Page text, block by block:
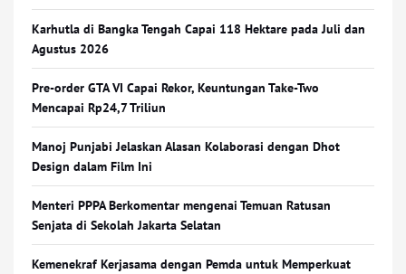
Karhutla di Bangka Tengah Capai 118 Hektare pada Juli dan
Agustus 2026
Pre-order GTA VI Capai Rekor, Keuntungan Take-Two
Mencapai Rp24,7 Triliun
Manoj Punjabi Jelaskan Alasan Kolaborasi dengan Dhot
Design dalam Film Ini
Menteri PPPA Berkomentar mengenai Temuan Ratusan
Senjata di Sekolah Jakarta Selatan
Kemenekraf Kerjasama dengan Pemda untuk Memperkuat